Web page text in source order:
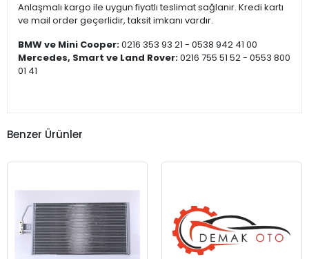
Anlaşmalı kargo ile uygun fiyatlı teslimat sağlanır. Kredi kartı
ve mail order geçerlidir, taksit imkanı vardır.
BMW ve Mini Cooper:0216 353 93 21 - 0538 942 41 00
Mercedes, Smart ve Land Rover:0216 755 51 52 - 0553 800
01 41
Benzer Ürünler